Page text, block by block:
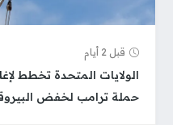
قبل 2 أيام
حملة ترامب لخفض